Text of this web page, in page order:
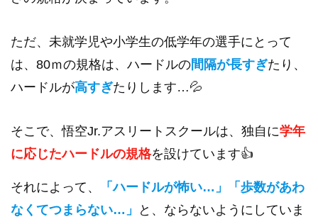
ただ、未就学児や小学生の低学年の選手にとって
は、80ｍの規格は、ハードルの間隔が長すぎたり、
ハードルが高すぎたりします…💦
そこで、悟空Jr.アスリートスクールは、独自に学年
に応じたハードルの規格を設けています👍
それによって、
「ハードルが怖い…」「歩数があわ
なくてつまらない…」
と、ならないようにしていま